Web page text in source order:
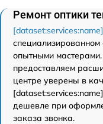
Ремонт оптики
опытными
предоставляем
центре уверены в
дешевле при
заказа звонка.